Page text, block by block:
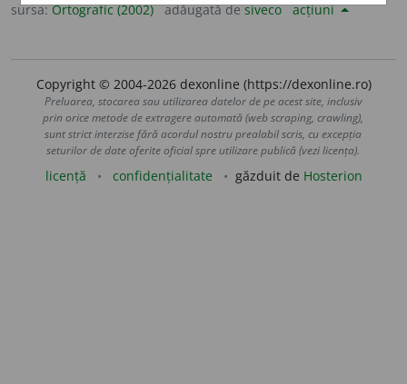
sursa:Ortografic (2002) adăugată desiveco acțiuni
Copyright © 2004-2026 dexonline (https://dexonline.ro)
Preluarea, stocarea sau utilizarea datelor de pe acest site, inclusiv
prin orice metode de extragere automată (web scraping, crawling),
sunt strict interzise fără acordul nostru prealabil scris, cu excepția
seturilor de date oferite oficial spre utilizare publică (vezi licența).
licență confidențialitate găzduit de Hosterion